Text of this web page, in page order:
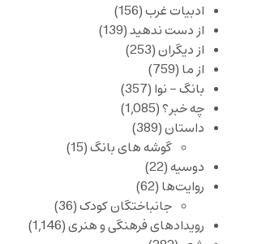
ادبیات غرب(156)
از دست ندهید(139)
از دیگران(253)
از ما (759)
بانگ – نوا (357)
چه خبر؟(1,085)
داستان(389)
گوشه های بانگ(15)
دوسیه(22)
روایت‌ها (62)
جانباختگان کودک(36)
رویدادهای فرهنگی و هنری(1,146)